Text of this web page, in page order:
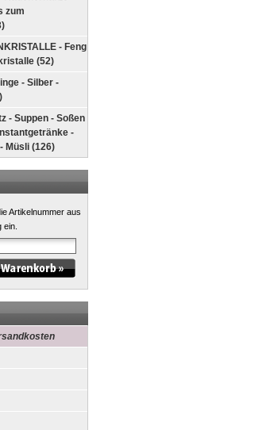
zum
- Feng
(52)
- Silber -
- Suppen - Soßen
-
Müsli (126)
Artikelnummer aus
ein.